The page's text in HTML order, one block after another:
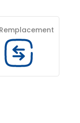
Remplacement